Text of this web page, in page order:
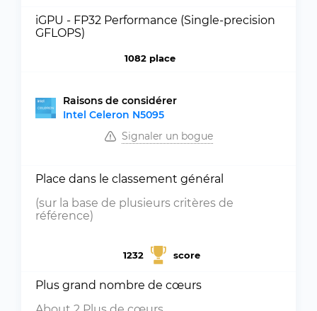
iGPU - FP32 Performance (Single-precision
GFLOPS)
1082 place
Raisons de considérer
Intel Celeron N5095
Signaler un bogue
Place dans le classement général
(sur la base de plusieurs critères de
référence)
1232 score
Plus grand nombre de cœurs